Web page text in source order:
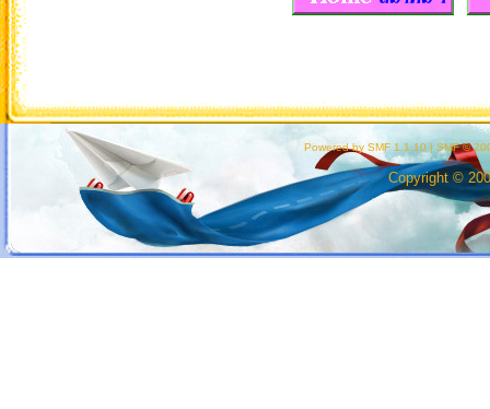
Powered by SMF 1.1.10 | SMF ©
Copyright ©